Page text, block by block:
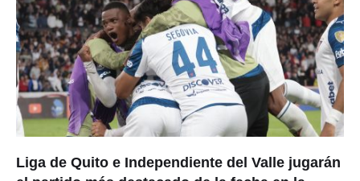
Liga de Quito e Independiente del Valle jugarán